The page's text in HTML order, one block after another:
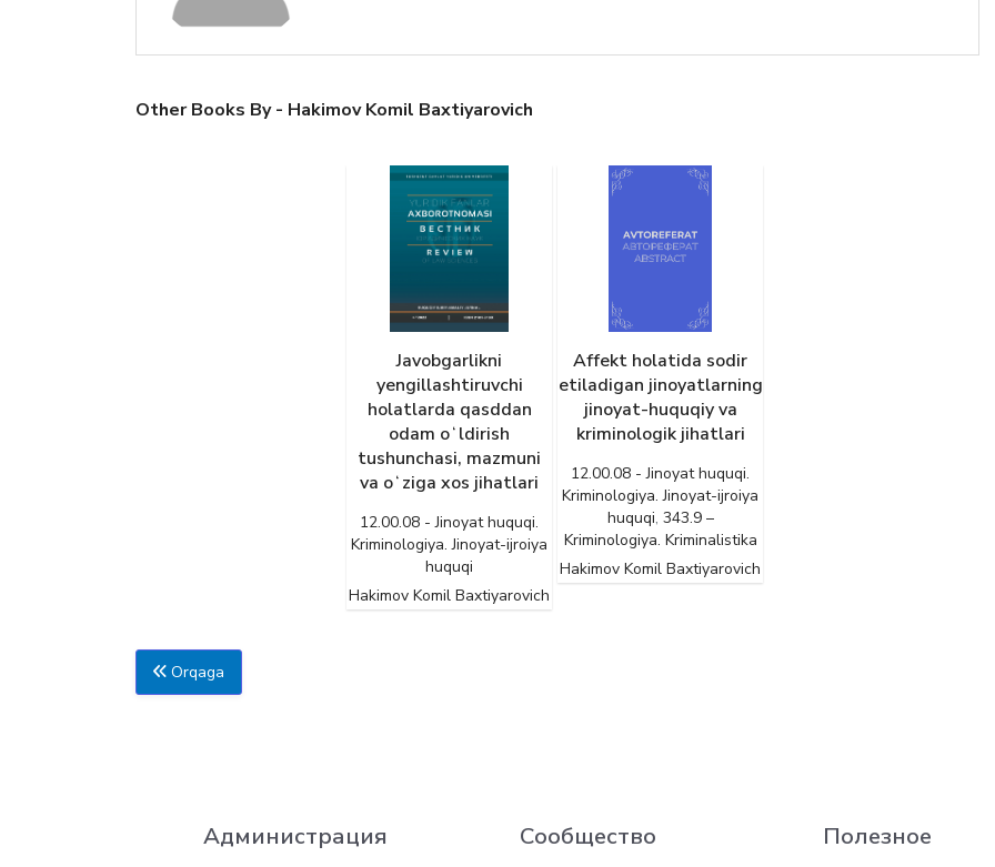
Other Books By - Hakimov Komil Baxtiyarovich
Javobgarlikni
yengillashtiruvchi
holatlarda qasddan
odam oʻldirish
tushunchasi, mazmuni
va oʻziga xos jihatlari
12.00.08 - Jinoyat huquqi.
Kriminologiya. Jinoyat-ijroiya
huquqi
Hakimov Komil Baxtiyarovich
Affekt holatida sodir
etiladigan jinoyatlarning
jinoyat-huquqiy va
kriminologik jihatlari
12.00.08 - Jinoyat huquqi.
Kriminologiya. Jinoyat-ijroiya
huquqi, 343.9 –
Kriminologiya. Kriminalistika
Hakimov Komil Baxtiyarovich
Orqaga
Администрация Сообщество Полезное